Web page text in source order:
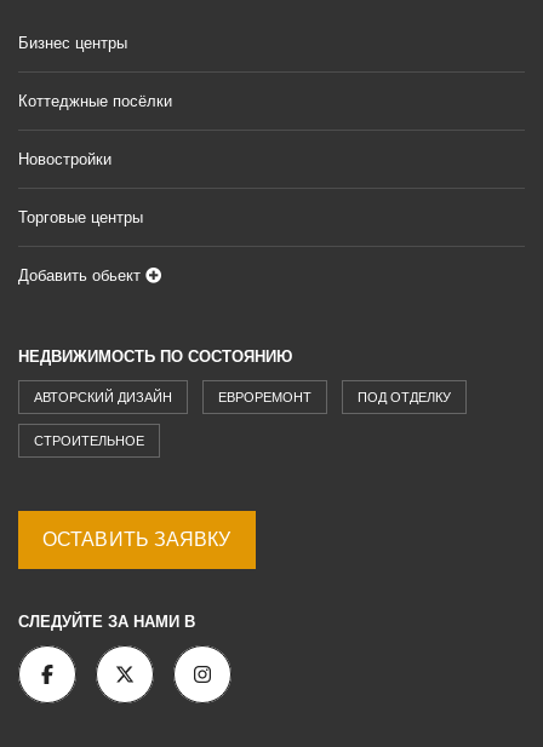
Бизнес центры
Коттеджные посёлки
Новостройки
Торговые центры
Добавить обьект
НЕДВИЖИМОСТЬ ПО СОСТОЯНИЮ
АВТОРСКИЙ ДИЗАЙН ЕВРОРЕМОНТ ПОД ОТДЕЛКУ
СТРОИТЕЛЬНОЕ
ОСТАВИТЬ ЗАЯВКУ
СЛЕДУЙТЕ ЗА НАМИ В